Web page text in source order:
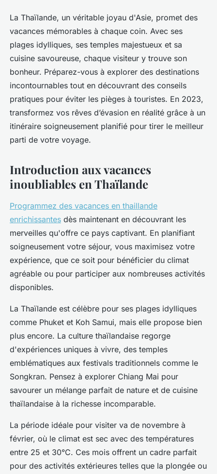
Planifiez des vacances
inoubliables en Thaïlande
cette année
Sarah•14 janvier 2025•8 min de lecture
La Thaïlande, un véritable joyau d'Asie, promet des
vacances mémorables à chaque coin. Avec ses
plages idylliques, ses temples majestueux et sa
cuisine savoureuse, chaque visiteur y trouve son
bonheur. Préparez-vous à explorer des destinations
incontournables tout en découvrant des conseils
pratiques pour éviter les pièges à touristes. En 2023,
transformez vos rêves d’évasion en réalité grâce à un
itinéraire soigneusement planifié pour tirer le meilleur
parti de votre voyage.
Introduction aux vacances
inoubliables en Thaïlande
Programmez des vacances en thaillande
enrichissantes dès maintenant en découvrant les
merveilles qu'offre ce pays captivant. En planifiant
soigneusement votre séjour, vous maximisez votre
expérience, que ce soit pour bénéficier du climat
agréable ou pour participer aux nombreuses activités
disponibles.
La Thaïlande est célèbre pour ses plages idylliques
comme Phuket et Koh Samui, mais elle propose bien
plus encore. La culture thaïlandaise regorge
d'expériences uniques à vivre, des temples
emblématiques aux festivals traditionnels comme le
Songkran. Pensez à explorer Chiang Mai pour
savourer un mélange parfait de nature et de cuisine
thaïlandaise à la richesse incomparable.
La période idéale pour visiter va de novembre à
février, où le climat est sec avec des températures
entre 25 et 30°C. Ces mois offrent un cadre parfait
pour des activités extérieures telles que la plongée ou